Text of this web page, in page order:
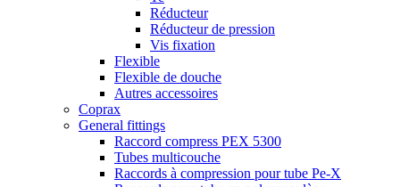
Réducteur
Réducteur de pression
Vis fixation
Flexible
Flexible de douche
Autres accessoires
Coprax
General fittings
Raccord compress PEX 5300
Tubes multicouche
Raccords à compression pour tube Pe-X